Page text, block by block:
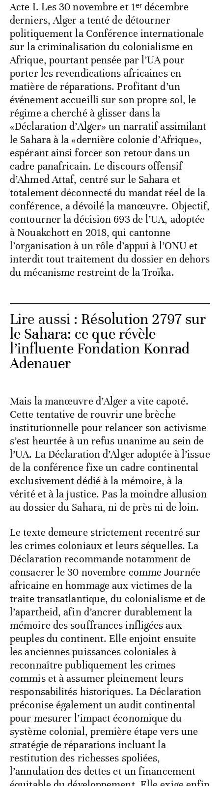
Acte I. Les 30 novembre et 1ᵉʳ décembre
derniers, Alger a tenté de détourner
politiquement la Conférence internationale
sur la criminalisation du colonialisme en
Afrique, pourtant pensée par l’UA pour
porter les revendications africaines en
matière de réparations. Profitant d’un
événement accueilli sur son propre sol, le
régime a cherché à glisser dans la
«Déclaration d’Alger» un narratif assimilant
le Sahara à la «dernière colonie d’Afrique»,
espérant ainsi forcer son retour dans un
cadre panafricain. Le discours offensif
d’Ahmed Attaf, centré sur le Sahara et
totalement déconnecté du mandat réel de la
conférence, a dévoilé la manœuvre. Objectif,
contourner la décision 693 de l’UA, adoptée
à Nouakchott en 2018, qui cantonne
l’organisation à un rôle d’appui à l’ONU et
interdit tout traitement du dossier en dehors
du mécanisme restreint de la Troïka.
Lire aussi : Résolution 2797 sur
le Sahara: ce que révèle
l’influente Fondation Konrad
Adenauer
Mais la manœuvre d’Alger a vite capoté.
Cette tentative de rouvrir une brèche
institutionnelle pour relancer son activisme
s’est heurtée à un refus unanime au sein de
l’UA. La Déclaration d’Alger adoptée à l’issue
de la conférence fixe un cadre continental
exclusivement dédié à la mémoire, à la
vérité et à la justice. Pas la moindre allusion
au dossier du Sahara, ni de près ni de loin.
Le texte demeure strictement recentré sur
les crimes coloniaux et leurs séquelles. La
Déclaration recommande notamment de
consacrer le 30 novembre comme Journée
africaine en hommage aux victimes de la
traite transatlantique, du colonialisme et de
l’apartheid, afin d’ancrer durablement la
mémoire des souffrances infligées aux
peuples du continent. Elle enjoint ensuite
les anciennes puissances coloniales à
reconnaître publiquement les crimes
commis et à assumer pleinement leurs
responsabilités historiques. La Déclaration
préconise également un audit continental
pour mesurer l’impact économique du
système colonial, première étape vers une
stratégie de réparations incluant la
restitution des richesses spoliées,
l’annulation des dettes et un financement